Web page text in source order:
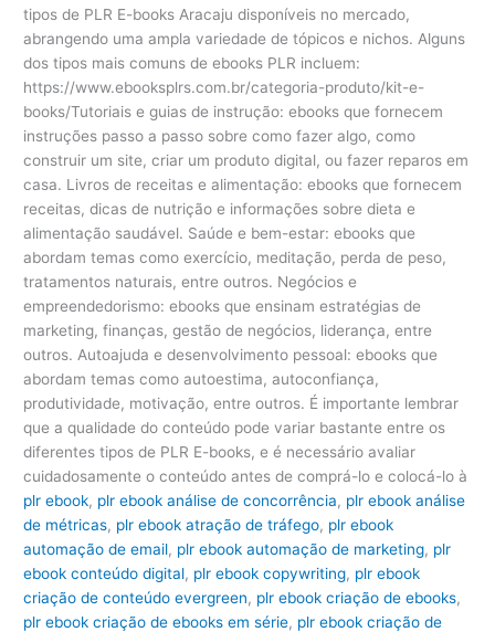
tipos de PLR E-books Aracaju disponíveis no mercado,
abrangendo uma ampla variedade de tópicos e nichos. Alguns
dos tipos mais comuns de ebooks PLR incluem:
https://www.ebooksplrs.com.br/categoria-produto/kit-e-
books/Tutoriais e guias de instrução: ebooks que fornecem
instruções passo a passo sobre como fazer algo, como
construir um site, criar um produto digital, ou fazer reparos em
casa. Livros de receitas e alimentação: ebooks que fornecem
receitas, dicas de nutrição e informações sobre dieta e
alimentação saudável. Saúde e bem-estar: ebooks que
abordam temas como exercício, meditação, perda de peso,
tratamentos naturais, entre outros. Negócios e
empreendedorismo: ebooks que ensinam estratégias de
marketing, finanças, gestão de negócios, liderança, entre
outros. Autoajuda e desenvolvimento pessoal: ebooks que
abordam temas como autoestima, autoconfiança,
produtividade, motivação, entre outros. É importante lembrar
que a qualidade do conteúdo pode variar bastante entre os
diferentes tipos de PLR E-books, e é necessário avaliar
cuidadosamente o conteúdo antes de comprá-lo e colocá-lo à
plr ebook, plr ebook análise de concorrência, plr ebook análise
de métricas, plr ebook atração de tráfego, plr ebook
automação de email, plr ebook automação de marketing, plr
ebook conteúdo digital, plr ebook copywriting, plr ebook
criação de conteúdo evergreen, plr ebook criação de ebooks,
plr ebook criação de ebooks em série, plr ebook criação de